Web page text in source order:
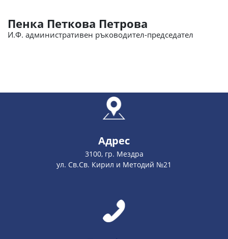
Пенка Петкова Петрова
И.Ф. административен ръководител-председател
Адрес
3100, гр. Мездра
ул. Св.Св. Кирил и Методий №21